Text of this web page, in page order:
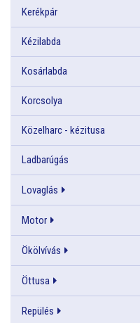
Kerékpár
Kézilabda
Kosárlabda
Korcsolya
Közelharc - kézitusa
Ladbarúgás
Lovaglás
Motor
Ökölvívás
Öttusa
Repülés